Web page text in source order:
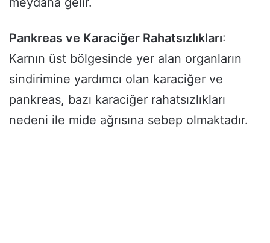
Pankreas ve Karaciğer Rahatsızlıkları:
Karnın üst bölgesinde yer alan organların
sindirimine yardımcı olan karaciğer ve
pankreas, bazı karaciğer rahatsızlıkları
nedeni ile mide ağrısına sebep olmaktadır.